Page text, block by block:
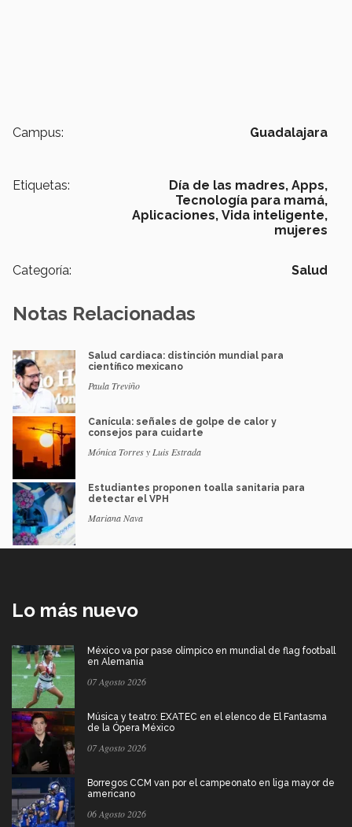
Campus: Guadalajara
Etiquetas: Día de las madres, Apps,
Tecnología para mamá,
Aplicaciones, Vida inteligente,
mujeres
Categoría: Salud
Notas Relacionadas
Salud cardiaca: distinción mundial para
científico mexicano
Paula Treviño
Canícula: señales de golpe de calor y
consejos para cuidarte
Mónica Torres y Luis Estrada
Estudiantes proponen toalla sanitaria para
detectar el VPH
Mariana Nava
Lo más nuevo
México va por pase olímpico en mundial de flag football
en Alemania
07 Agosto 2026
Música y teatro: EXATEC en el elenco de El Fantasma
de la Ópera México
07 Agosto 2026
Borregos CCM van por el campeonato en liga mayor de
americano
06 Agosto 2026